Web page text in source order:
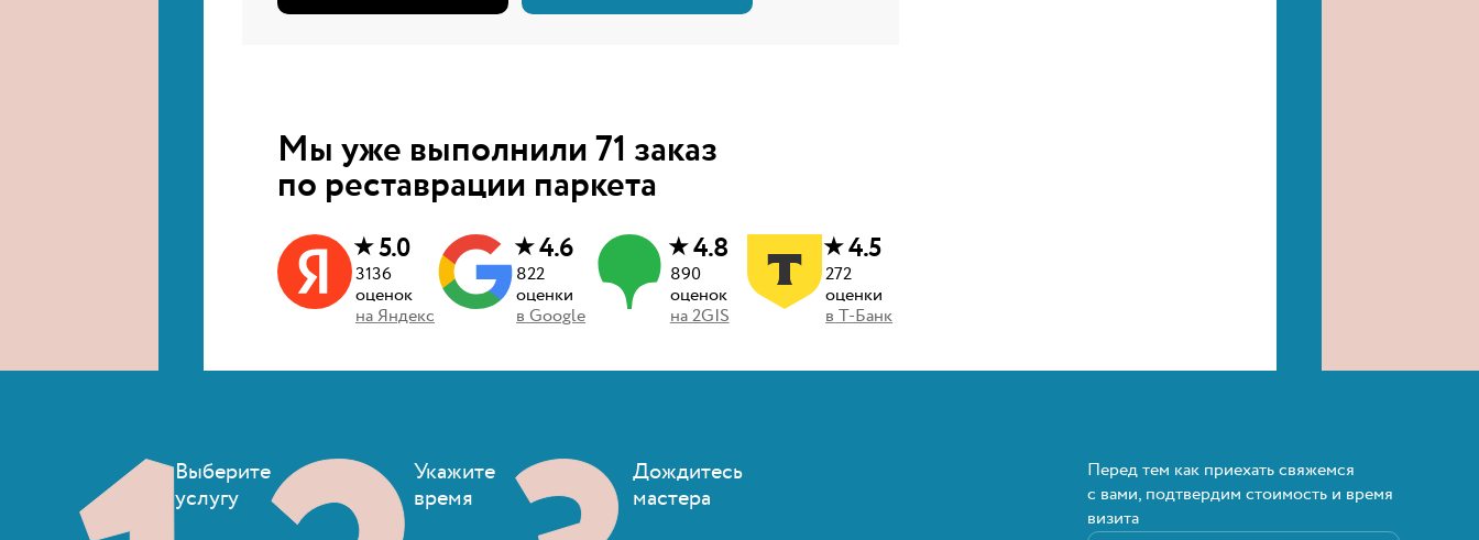
Мы уже выполнили71 заказ
по реставрации паркета
★5.0
3136
оценок
наЯндекс
★4.6
822
оценки
вGoogle
★4.8
890
оценок
на2GIS
★4.5
272
оценки
вТ-Банк
Выберите
услугу
Укажите
время
Дождитесь
мастера
Перед тем как приехать свяжемся
с вами, подтвердим стоимость и время
визита